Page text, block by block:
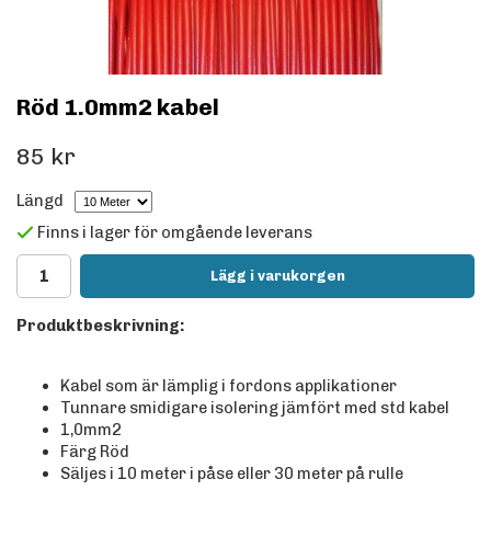
Röd 1.0mm2 kabel
85 kr
Längd
Finns i lager för omgående leverans
Lägg i varukorgen
Produktbeskrivning:
Kabel som är lämplig i fordons applikationer
Tunnare smidigare isolering jämfört med std kabel
1,0mm2
Färg Röd
Säljes i 10 meter i påse eller 30 meter på rulle